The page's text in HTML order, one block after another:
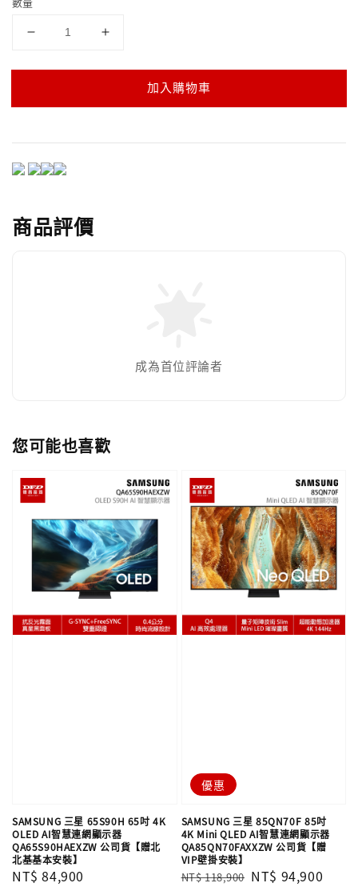
加入購物車
商品評價
成為首位評論者
您可能也喜歡
SAMSUNG 三星 65S90H 65吋 4K
OLED AI智慧連網顯示器
QA65S90HAEXZW 公司貨【贈北
北基基本安裝】
Regular
NT$ 84,900
優惠
SAMSUNG 三星 85QN70F 85吋
4K Mini QLED AI智慧連網顯示器
QA85QN70FAXXZW 公司貨【贈
VIP壁掛安裝】
Regular
NT$ 118,900 Sale
NT$ 94,900